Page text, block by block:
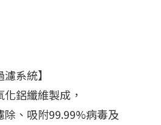
系統】
鋁纖維製成，
、吸附99.99%病毒及